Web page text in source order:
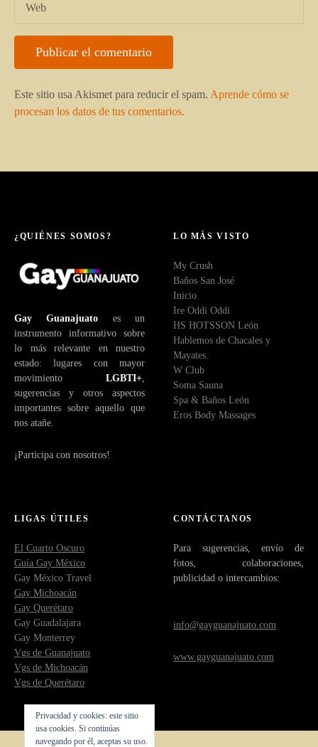
Web
Este sitio usa Akismet para reducir el spam. Aprende cómo se
procesan los datos de tus comentarios.
¿QUIÉNES SOMOS?
Gay Guanajuato es un
instrumento informativo sobre
lo más relevante en nuestro
estado: lugares con mayor
movimiento LGBTI+
sugerencias y otros aspectos
importantes sobre aquello que
nos atañe.
¡Participa con nosotros!
LO MÁS VISTO
My Crush
Baños San José
Inicio
Ire Oddi Oddi
HS HOTSSON León
Hablemos de Chacales y
Mayates.
W Club
Soma Sauna
Spa & Baños León
Eros Body Massages
LIGAS ÚTILES
El Cuarto Oscuro
Guía Gay México
Gay México Travel
Gay Michoacán
Gay Querétaro
Gay Guadalajara
Gay Monterrey
Vgs de Guanajuato
Vgs de Michoacán
Vgs de Querétaro
CONTÁCTANOS
Para sugerencias, envío de
fotos, colaboraciones,
publicidad o intercambios:
info@gayguanajuato.com
www.gayguanajuato.com
Privacidad y cookies: este sitio
usa cookies. Si continúas
navegando por él, aceptas su uso.